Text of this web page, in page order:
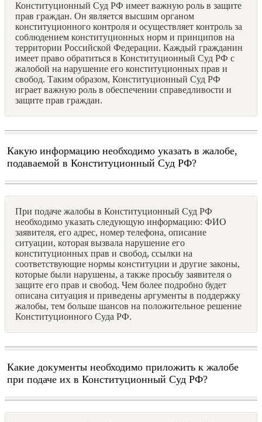
Конституционный Суд РФ имеет важную роль в защите
прав граждан. Он является высшим органом
конституционного контроля и осуществляет контроль за
соблюдением конституционных норм и принципов на
территории Российской Федерации. Каждый гражданин
имеет право обратиться в Конституционный Суд РФ с
жалобой на нарушение его конституционных прав и
свобод. Таким образом, Конституционный Суд РФ
играет важную роль в обеспечении справедливости и
защите прав граждан.
Какую информацию необходимо указать в жалобе,
подаваемой в Конституционный Суд РФ?
При подаче жалобы в Конституционный Суд РФ
необходимо указать следующую информацию: ФИО
заявителя, его адрес, номер телефона, описание
ситуации, которая вызвала нарушение его
конституционных прав и свобод, ссылки на
соответствующие нормы конституции и другие законы,
которые были нарушены, а также просьбу заявителя о
защите его прав и свобод. Чем более подробно будет
описана ситуация и приведены аргументы в поддержку
жалобы, тем больше шансов на положительное решение
Конституционного Суда РФ.
Какие документы необходимо приложить к жалобе
при подаче их в Конституционный Суд РФ?